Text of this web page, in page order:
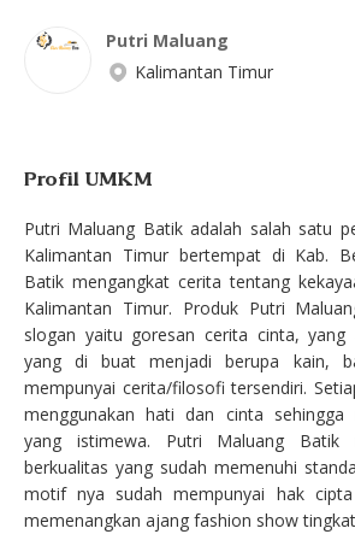
Putri Maluang
Kalimantan Timur
Profil UMKM
Putri Maluang Batik adalah salah satu
Kalimantan Timur bertempat di Kab.
Batik mengangkat cerita tentang
Kalimantan Timur. Produk Putri
slogan yaitu goresan cerita cinta,
yang di buat menjadi berupa kain,
mempunyai cerita/filosofi tersendiri.
menggunakan hati dan cinta sehingga
yang istimewa. Putri Maluang Batik
berkualitas yang sudah memenuhi
motif nya sudah mempunyai hak
memenangkan ajang fashion show